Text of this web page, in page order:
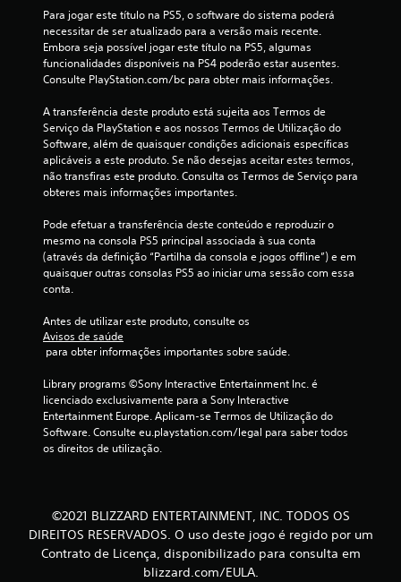
i
c
o
)
c
o
m
b
e
0
6
Para jogar este título na PS5, o software do sistema poderá
necessitar de ser atualizado para a versão mais recente.
Embora seja possível jogar este título na PS5, algumas
funcionalidades disponíveis na PS4 poderão estar ausentes.
Consulte PlayStation.com/bc para obter mais informações.
A transferência deste produto está sujeita aos Termos de
Serviço da PlayStation e aos nossos Termos de Utilização do
Software, além de quaisquer condições adicionais específicas
aplicáveis a este produto. Se não desejas aceitar estes termos,
não transfiras este produto. Consulta os Termos de Serviço para
obteres mais informações importantes.
Pode efetuar a transferência deste conteúdo e reproduzir o
mesmo na consola PS5 principal associada à sua conta
(através da definição “Partilha da consola e jogos offline”) e em
quaisquer outras consolas PS5 ao iniciar uma sessão com essa
conta.
Antes de utilizar este produto, consulte os
Avisos de saúde
para obter informações importantes sobre saúde.
Library programs ©Sony Interactive Entertainment Inc. é
licenciado exclusivamente para a Sony Interactive
Entertainment Europe. Aplicam-se Termos de Utilização do
Software. Consulte eu.playstation.com/legal para saber todos
os direitos de utilização.
©2021 BLIZZARD ENTERTAINMENT, INC. TODOS OS
DIREITOS RESERVADOS. O uso deste jogo é regido por um
Contrato de Licença, disponibilizado para consulta em
blizzard.com/EULA.